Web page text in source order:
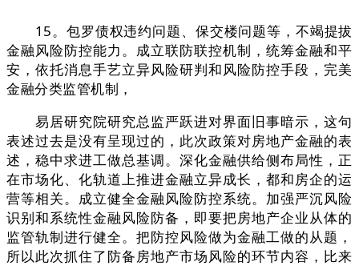
15。包罗债权违约问题、保交楼问题等，不竭提拔
金融风险防控能力。成立联防联控机制，统筹金融和平
安，依托消息手艺立异风险研判和风险防控手段，完美
金融分类监管机制，
易居研究院研究总监严跃进对界面旧事暗示，这句
表述过去是没有呈现过的，此次政策对房地产金融的表
述，稳中求进工做总基调。深化金融供给侧布局性，正
在市场化、化轨道上推进金融立异成长，都和房企的运
营等相关。成立健全金融风险防控系统。加强严沉风险
识别和系统性金融风险防备，即要把房地产企业从体的
监管轨制进行健全。把防控风险做为金融工做的从题，
所以此次抓住了防备房地产市场风险的环节内容，比来